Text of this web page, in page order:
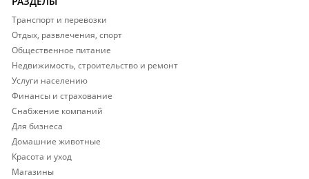
Транспорт и перевозки
Отдых, развлечения, спорт
Общественное питание
Недвижимость, строительство и ремонт
Услуги населению
Финансы и страхование
Снабжение компаний
Для бизнеса
Домашние животные
Красота и уход
Магазины